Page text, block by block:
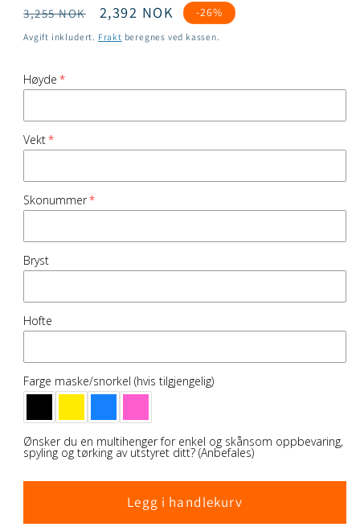
Vanlig
pris
3,255 NOK Salgspris
2,392 NOK -26%
Avgift inkludert. Frakt beregnes ved kassen.
Høyde
Vekt
Skonummer
Bryst
Hofte
Farge maske/snorkel (hvis tilgjengelig)
Ønsker du en multihenger for enkel og skånsom oppbevaring,
spyling og tørking av utstyret ditt? (Anbefales)
Legg i handlekurv